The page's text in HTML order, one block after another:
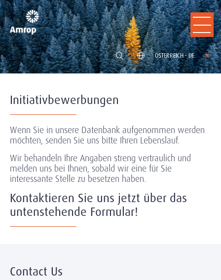
ÖSTERREICH - DE
Initiativbewerbungen
Wenn Sie in unsere Datenbank aufgenommen werden
möchten, senden Sie uns bitte Ihren Lebenslauf.
Wir behandeln Ihre Angaben streng vertraulich und
melden uns bei Ihnen, sobald wir eine für Sie
interessante Stelle zu besetzen haben.
Kontaktieren Sie uns jetzt über das
untenstehende Formular!
Contact Us